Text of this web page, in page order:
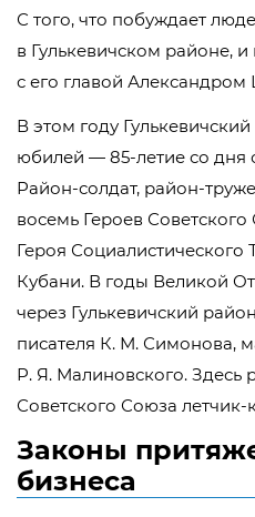
С того, что побуждает
в Гулькевичском районе,
с его главой
В этом году
юбилей — 85-летие со дня
Район-солдат, район-
восемь Героев
Героя Социалистического
Кубани. В годы Великой
через Гулькевичский
писателя К. М. Симонова,
Р. Я. Малиновского. Здесь
Советского Союза летчик-
Законы
бизнеса